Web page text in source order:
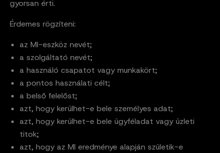
gyorsan érti.
Érdemes rögzíteni:
az MI-eszköz nevét;
a szolgáltató nevét;
a használó csapatot vagy munkakört;
a pontos használati célt;
a belső felelőst;
azt, hogy kerülhet-e bele személyes adat;
azt, hogy kerülhet-e bele ügyféladat vagy üzleti
titok;
azt, hogy az MI eredménye alapján születik-e